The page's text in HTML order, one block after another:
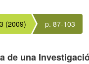
(2009) p. 87-103
de una